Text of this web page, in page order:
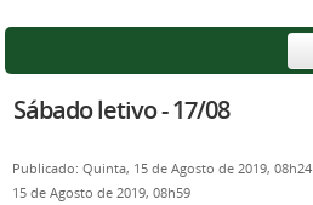
Sábado letivo - 17/08
Publicado: Quinta, 15 de Agosto de 2019, 08h24
15 de Agosto de 2019, 08h59